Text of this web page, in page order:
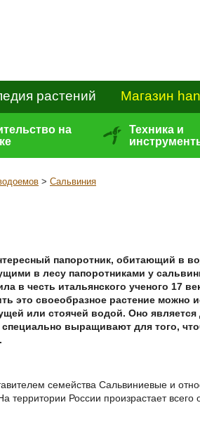
растений Магазин
на
Техника и
> Сальвиния
папоротник, обитающий в
в лесу папоротниками у
в честь итальянского ученого 17
это своеобразное растение можно
или стоячей водой. Оно
специально выращивают для того,
семейства Сальвиниевые и
территории России произрастает всего